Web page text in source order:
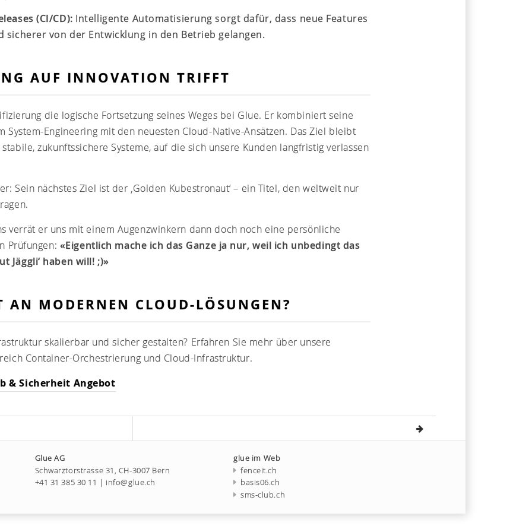
(CI/CD): Intelligente Automatisierung sorgt dafür, dass neue Features
sicherer von der Entwicklung in den Betrieb gelangen.
AUF INNOVATION TRIFFT
die logische Fortsetzung seines Weges bei Glue. Er kombiniert seine
System-Engineering mit den neuesten Cloud-Native-Ansätzen. Das Ziel bleibt
zukunftssichere Systeme, auf die sich unsere Kunden langfristig verlassen
Sein nächstes Ziel ist der ‚Golden Kubestronaut‘ – ein Titel, den weltweit nur
verrät er uns mit einem Augenzwinkern dann doch noch eine persönliche
Prüfungen: «Eigentlich mache ich das Ganze ja nur, weil ich unbedingt das
Jäggli‘ haben will! ;)»
AN MODERNEN CLOUD-LÖSUNGEN?
skalierbar und sicher gestalten? Erfahren Sie mehr über unsere
Container-Orchestrierung und Cloud-Infrastruktur.
& Sicherheit Angebot
Glue AG
Schwarztorstrasse 31, CH-3007 Bern
+41 31 385 30 11 | info@glue.ch
glue im Web
fenceit.ch
basis06.ch
sms-club.ch